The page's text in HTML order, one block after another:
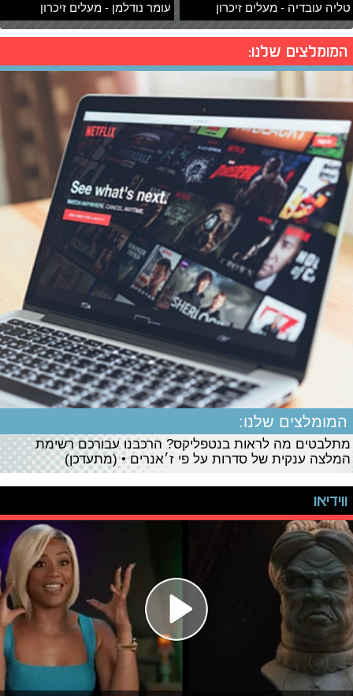
טליה עובדיה - מעלים זיכרון עומר נודלמן - מעלים זיכרון
המומלצים שלנו:
המומלצים שלנו:
מתלבטים מה לראות בנטפליקס? הרכבנו עבורכם רשימת
המלצה ענקית של סדרות על פי ז׳אנרים • (מתעדכן)
ווידיאו